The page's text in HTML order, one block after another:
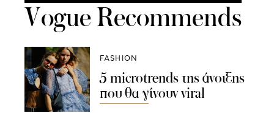
Vogue Recommends
FASHION
5 microtrends της άνοιξης
που θα γίνουν viral